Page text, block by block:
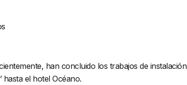
han concluido los trabajos de instalación
hasta el hotel Océano.